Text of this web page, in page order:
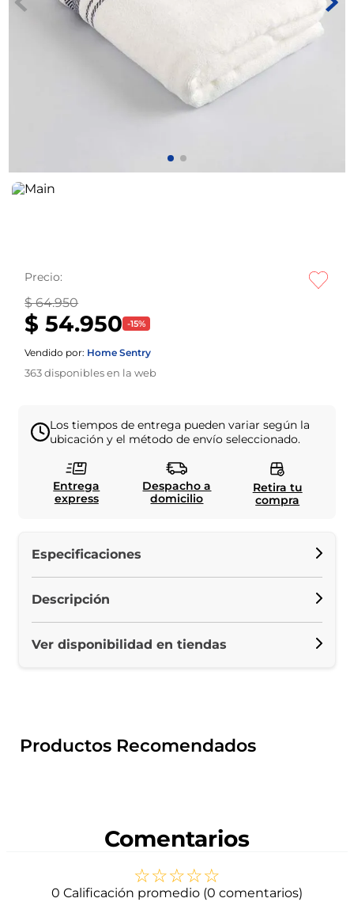
Precio:
$ 64.950
$ 54.950 -15%
Vendido por: Home Sentry
363disponibles en la web
Los tiempos de entrega pueden variar según la
ubicación y el método de envío seleccionado.
Entrega
express
Despacho a
domicilio
Retira tu
compra
Especificaciones
Descripción
Ver disponibilidad en tiendas
Productos Recomendados
Comentarios
☆☆☆☆☆
0 Calificación promedio (0 comentarios)